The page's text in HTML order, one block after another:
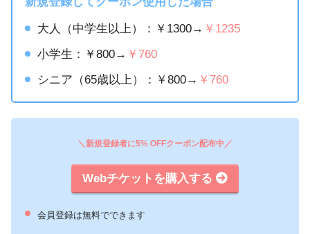
大人（中学生以上）：￥1300→ ￥1235
小学生：￥800→ ￥760
シニア（65歳以上）：￥800→ ￥760
＼新規登録者に5% OFFクーポン配布中／
Webチケットを購入する
会員登録は無料でできます